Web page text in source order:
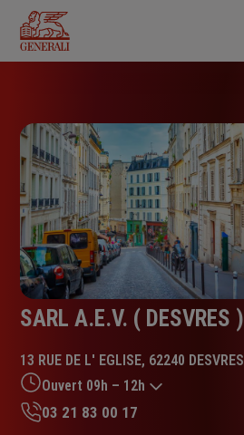
contenu
principal
SARL A.E.V. ( DESVRES )
13 RUE DE L' EGLISE, 62240 DESVRES
Ouvert 09h – 12h
03 21 83 00 17